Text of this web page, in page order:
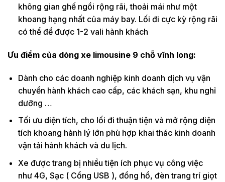
không gian ghế ngồi rộng rãi, thoải mái như một
khoang hạng nhất của máy bay. Lối đi cực kỳ rộng rãi
có thể để được 1-2 vali hành khách
Ưu điểm của dòng xe limousine 9 chỗ vĩnh long:
Dành cho các doanh nghiệp kinh doanh dịch vụ vận
chuyển hành khách cao cấp, các khách sạn, khu nghỉ
dưỡng …
Tối ưu diện tích, cho lối đi thuận tiện và mở rộng diện
tích khoang hành lý lớn phù hợp khai thác kinh doanh
vận tải hành khách và du lịch.
Xe được trang bị nhiều tiện ích phục vụ công việc
như 4G, Sạc ( Cổng USB ), đồng hồ, đèn trang trí giọt